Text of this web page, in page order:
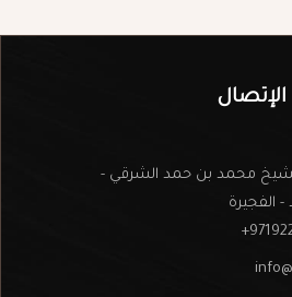
محمد بن حمد الشرقي -
الفجيرة